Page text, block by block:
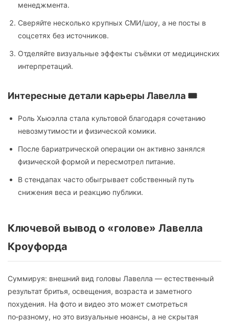
менеджмента.
Сверяйте несколько крупных СМИ/шоу, а не посты в
соцсетях без источников.
Отделяйте визуальные эффекты съёмки от медицинских
интерпретаций.
Интересные детали карьеры Лавелла 🎟️
Роль Хьюэлла стала культовой благодаря сочетанию
невозмутимости и физической комики.
После бариатрической операции он активно занялся
физической формой и пересмотрел питание.
В стендапах часто обыгрывает собственный путь
снижения веса и реакцию публики.
Ключевой вывод о «голове» Лавелла
Кроуфорда
Суммируя: внешний вид головы Лавелла — естественный
результат бритья, освещения, возраста и заметного
похудения. На фото и видео это может смотреться
по‑разному, но это визуальные нюансы, а не скрытая